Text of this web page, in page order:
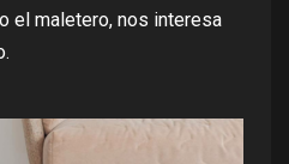
el maletero, nos interesa